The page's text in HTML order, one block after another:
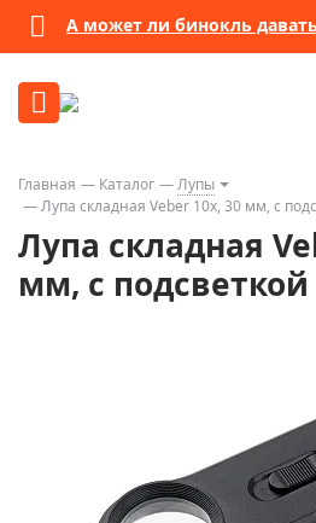
А может ли бинокль
Главная Каталог
Лупы
Лупа складная Veber 10х, 30 мм, с
Лупа складная
мм, с подсветкой